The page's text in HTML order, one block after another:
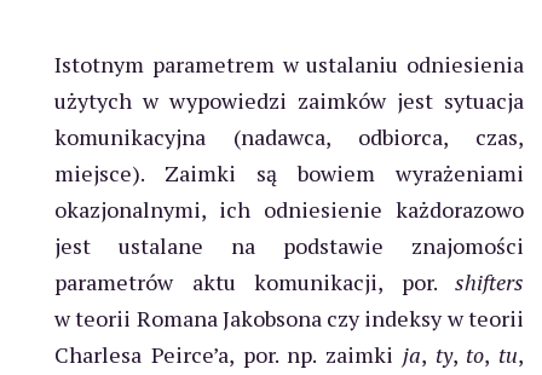
Istotnym parametrem w ustalaniu odniesienia
użytych w wypowiedzi zaimków jest sytuacja
komunikacyjna (nadawca, odbiorca, czas,
miejsce). Zaimki są bowiem wyrażeniami
okazjonalnymi, ich odniesienie każdorazowo
jest ustalane na podstawie znajomości
parametrów aktu komunikacji, por. shifters
w teorii Romana Jakobsona czy indeksy w teorii
Charlesa Peirce’a, por. np. zaimki ja, ty, to, tu,